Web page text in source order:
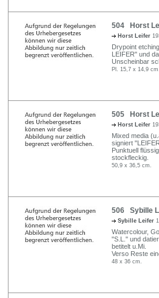
504 Horst
Horst Leifer
Drypoint
LEIFER" und
Unscheinbar
Pl. 15,7 x 14,9
505 Horst
Horst Leifer
Mixed media
signiert
Punktuell
stockfleckig.
50,9 x 36,5 cm.
506 Sybille
Sybille Leifer
Watercolour,
"S.L." und
betitelt u.Mi.
Verso Reste
48 x 36 cm.